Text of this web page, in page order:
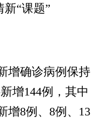
“课题”
确诊病例保持
增144例，其中
增8例、8例、13